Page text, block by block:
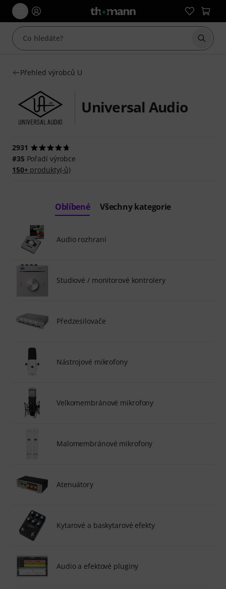
Začít
Přehled výrobců U
Universal Audio
2931
#35 Pořadí výrobce
150+produkty(-ů)
Oblíbené Všechny kategorie
Audio rozhraní
Studiové / monitorové kontrolery
Předzesilovače
Nástrojové mikrofony
Velkomembránové mikrofony
Malomembránové mikrofony
Atenuátory
Kytarové a baskytarové efekty
Audio a efektové pluginy